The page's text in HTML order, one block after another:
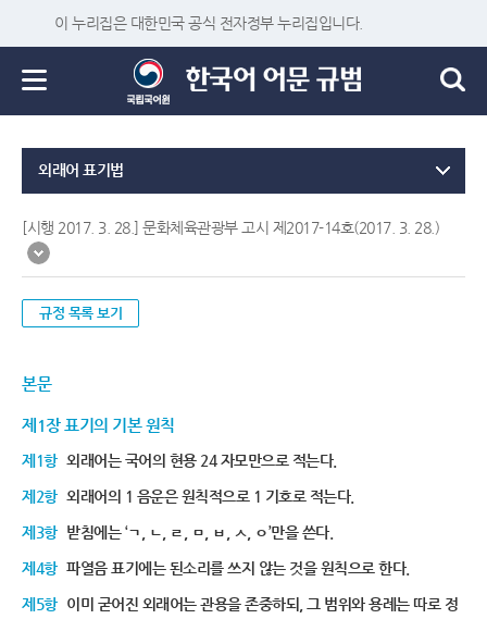
이 누리집은 대한민국 공식 전자정부 누리집입니다.
외래어 표기법
[시행 2017. 3. 28.] 문화체육관광부 고시 제2017-14호(2017. 3. 28.)
규정 목록 보기
본문
제1장 표기의 기본 원칙
제1항 외래어는 국어의 현용 24 자모만으로 적는다.
제2항 외래어의 1 음운은 원칙적으로 1 기호로 적는다.
제3항 받침에는 ‘ㄱ, ㄴ, ㄹ, ㅁ, ㅂ, ㅅ, ㅇ’만을 쓴다.
제4항 파열음 표기에는 된소리를 쓰지 않는 것을 원칙으로 한다.
제5항 이미 굳어진 외래어는 관용을 존중하되, 그 범위와 용례는 따로 정